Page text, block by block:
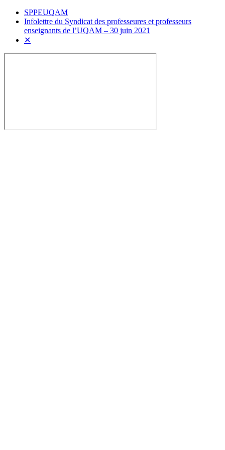
SPPEUQAM
Infolettre du Syndicat des professeures et professeurs
enseignants de l’UQAM – 30 juin 2021
✕